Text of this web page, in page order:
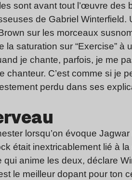
sont avant tout l’œuvre des
de Gabriel Winterfield.
sur les morceaux
la saturation sur “Exercise”
je chante, parfois, je me
chanteur. C’est comme si je
perdu dans ses
lorsqu’on évoque Jagwar
était inextricablement lié à
qui anime les deux, déclare
le meilleur dopant pour ton